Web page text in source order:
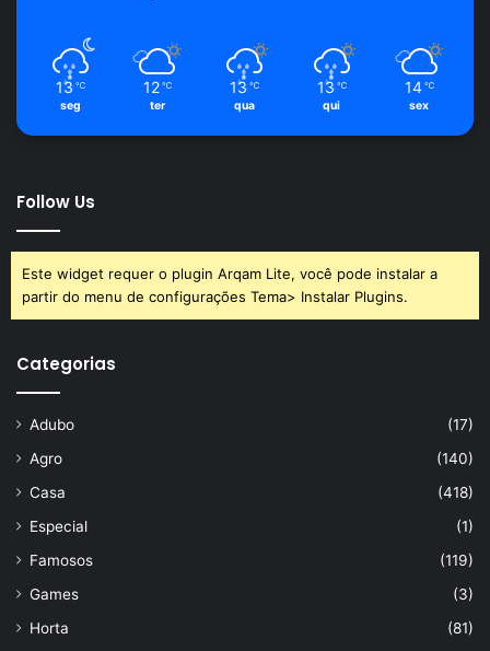
13 ℃
seg
12 ℃
ter
13 ℃
qua
13 ℃
qui
14 ℃
sex
Follow Us
Este widget requer o plugin Arqam Lite, você pode instalar a
partir do menu de configurações Tema> Instalar Plugins.
Categorias
Adubo
(17)
Agro
(140)
Casa
(418)
Especial
(1)
Famosos
(119)
Games
(3)
Horta
(81)